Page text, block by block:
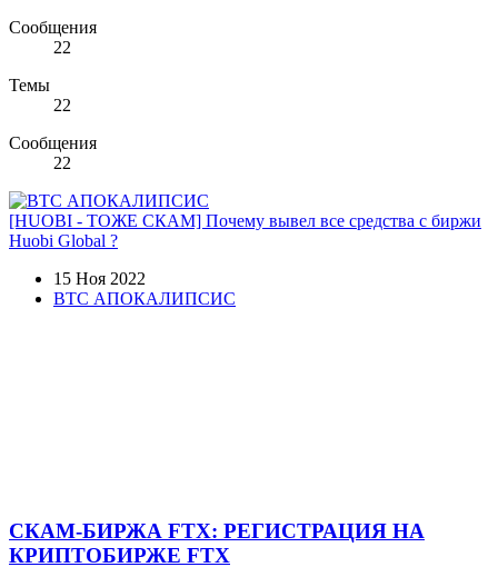
Сообщения
22
Темы
22
Сообщения
22
[HUOBI - ТОЖЕ СКАМ] Почему вывел все средства с биржи
Huobi Global ?
15 Ноя 2022
BTC АПОКАЛИПСИС
СКАМ-БИРЖА FTX: РЕГИСТРАЦИЯ НА
КРИПТОБИРЖЕ FTX